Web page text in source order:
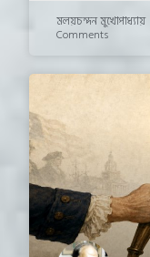
মলয়চন্দন মুখোপাধ্যায়
Comments